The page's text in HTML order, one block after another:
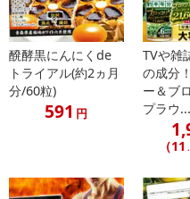
徹底した管理のもと国内工場で
毎日お召し上がりいただくも
国内製造しています。
GMP(適正製造規範)認定の高い
ますのでご了承ください。
醗酵黒にんにくde
トライアル(約2ヵ月
分/60粒)
591 円
TVや雑
の成分
ー＆ブ
プラウ...
（11